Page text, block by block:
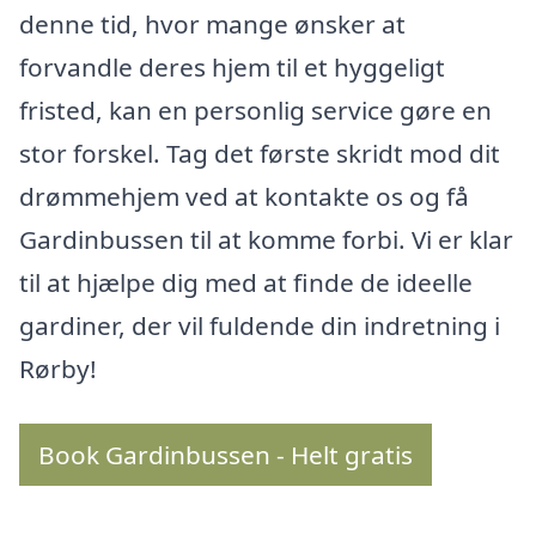
denne tid, hvor mange ønsker at
forvandle deres hjem til et hyggeligt
fristed, kan en personlig service gøre en
stor forskel. Tag det første skridt mod dit
drømmehjem ved at kontakte os og få
Gardinbussen til at komme forbi. Vi er klar
til at hjælpe dig med at finde de ideelle
gardiner, der vil fuldende din indretning i
Rørby!
Book Gardinbussen - Helt gratis